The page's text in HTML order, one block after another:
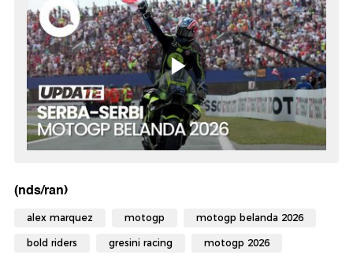
(nds/ran)
alex marquez motogp motogp belanda 2026
bold riders gresini racing motogp 2026